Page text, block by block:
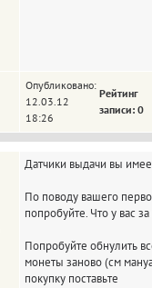
Опубликовано:
12.03.12
18:26
Рейтинг
записи: 0
Датчики выдачи вы
По поводу вашего
попробуйте. Что у вас
Попробуйте обнулить
монеты заново (см
покупку поставьте